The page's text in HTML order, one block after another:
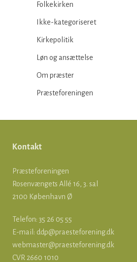
Folkekirken
Ikke-kategoriseret
Kirkepolitik
Løn og ansættelse
Om præster
Præsteforeningen
Kontakt
Præsteforeningen
Rosenvængets Allé 16, 3. sal
2100 København Ø
Telefon: 35 26 05 55
E-mail: ddp@praesteforening.dk
webmaster@praesteforening.dk
CVR 2660 1010